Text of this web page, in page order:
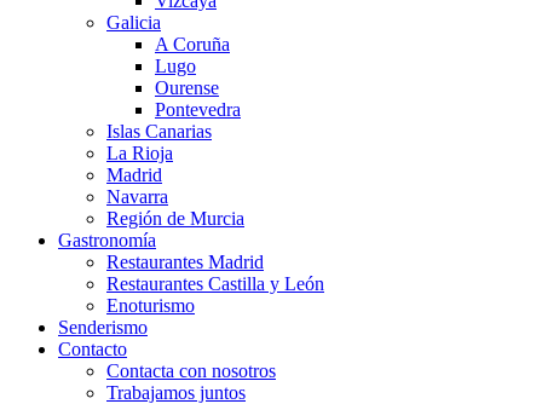
Galicia
A Coruña
Lugo
Ourense
Pontevedra
Islas Canarias
La Rioja
Madrid
Navarra
Región de Murcia
Gastronomía
Restaurantes Madrid
Restaurantes Castilla y León
Enoturismo
Senderismo
Contacto
Contacta con nosotros
Trabajamos juntos